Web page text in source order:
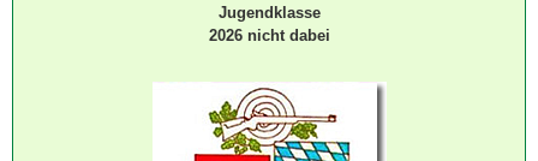
Jugendklasse
2026 nicht dabei